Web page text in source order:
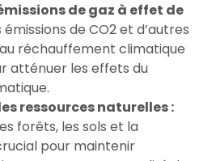
de gaz à effet de
émissions de CO2 et d’autres
réchauffement climatique
atténuer les effets du
ressources naturelles :
forêts, les sols et la
pour maintenir